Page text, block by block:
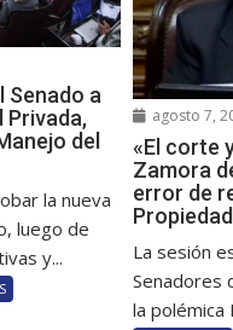
Senado a
Privada,
del
la nueva
luego de
y...
agosto 7,
«El corte
Zamora
error de
La sesión
Senadores
la polémica